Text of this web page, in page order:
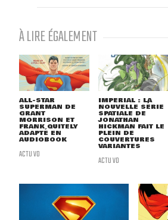
À LIRE ÉGALEMENT
ALL-STAR
SUPERMAN DE
GRANT
MORRISON ET
FRANK QUITELY
ADAPTÉ EN
AUDIOBOOK
ACTU VO
IMPERIAL : LA
NOUVELLE SÉRIE
SPATIALE DE
JONATHAN
HICKMAN FAIT LE
PLEIN DE
COUVERTURES
VARIANTES
ACTU VO